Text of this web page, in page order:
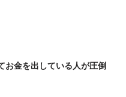
お金を出している人が圧倒